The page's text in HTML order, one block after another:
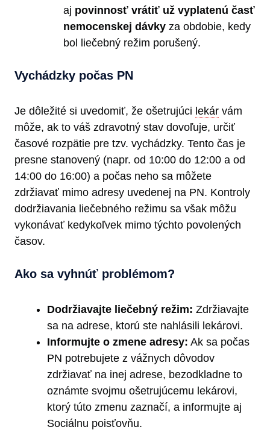
aj povinnosť vrátiť už vyplatenú časť
nemocenskej dávky za obdobie, kedy
bol liečebný režim porušený.
Vychádzky počas PN
Je dôležité si uvedomiť, že ošetrujúci lekár vám
môže, ak to váš zdravotný stav dovoľuje, určiť
časové rozpätie pre tzv. vychádzky. Tento čas je
presne stanovený (napr. od 10:00 do 12:00 a od
14:00 do 16:00) a počas neho sa môžete
zdržiavať mimo adresy uvedenej na PN. Kontroly
dodržiavania liečebného režimu sa však môžu
vykonávať kedykoľvek mimo týchto povolených
časov.
Ako sa vyhnúť problémom?
Dodržiavajte liečebný režim: Zdržiavajte
sa na adrese, ktorú ste nahlásili lekárovi.
Informujte o zmene adresy: Ak sa počas
PN potrebujete z vážnych dôvodov
zdržiavať na inej adrese, bezodkladne to
oznámte svojmu ošetrujúcemu lekárovi,
ktorý túto zmenu zaznačí, a informujte aj
Sociálnu poisťovňu.